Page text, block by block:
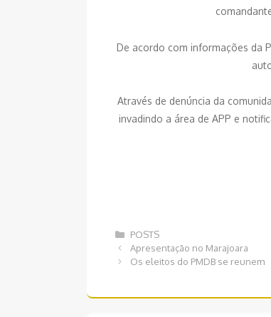
De acordo com informações da
Através de denúncia da
invadindo a área de APP e
Categorias
POSTS
Navegação
de
Apresentação no Marajoara
Os eleitos do PMDB se reunem